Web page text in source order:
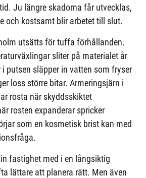
Ju längre skadorna får utvecklas,
och kostsamt blir arbetet till slut.
utsätts för tuffa förhållanden.
sliter på materialet år
putsen släpper in vatten som fryser
loss större bitar. Armeringsjärn i
rosta när skyddsskiktet
rosten expanderar spricker
som en kosmetisk brist kan med
fastighet med i en långsiktig
lättare att planera rätt. Men även